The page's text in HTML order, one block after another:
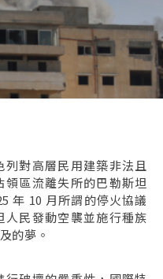
對高層民用建築非法且
區流離失所的巴勒斯坦
年 10 月所謂的停火協議
民發動空襲並施行種族
的夢。